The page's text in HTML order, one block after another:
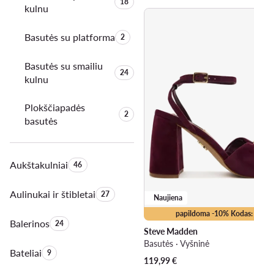
kulnu
Basutės su platformaProduktų skaičius:
2
Basutės su smailiu
kulnu
Produktų skaičius:
24
Plokščiapadės
basutės
Produktų skaičius:
2
AukštakulniaiProduktų skaičius:
46
Aulinukai ir štibletaiProduktų skaičius:
27
BalerinosProduktų skaičius:
24
BateliaiProduktų skaičius:
9
papildoma -10% Kodas:
Naujiena
Steve Madden
Basutės · Vyšninė
119,99€